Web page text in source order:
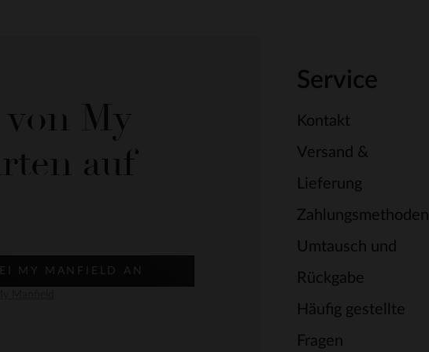
My
auf
MY MANFIELD AN
Service
Kontakt
Versand &
Lieferung
Zahlungsmethoden
Umtausch und
Rückgabe
Häufig gestellte
Fragen